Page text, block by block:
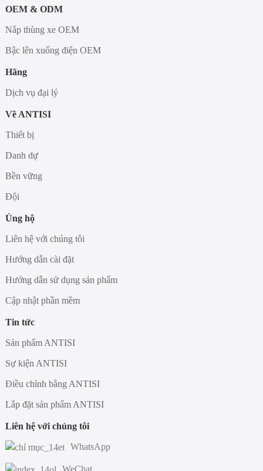
OEM & ODM
Nắp thùng xe OEM
Bậc lên xuống điện OEM
Hãng
Dịch vụ đại lý
Về ANTISI
Thiết bị
Danh dự
Bền vững
Đội
Ủng hộ
Liên hệ với chúng tôi
Hướng dẫn cài đặt
Hướng dẫn sử dụng sản phẩm
Cập nhật phần mềm
Tin tức
Sản phẩm ANTISI
Sự kiện ANTISI
Điều chỉnh bằng ANTISI
Lắp đặt sản phẩm ANTISI
Liên hệ với chúng tôi
WhatsApp
WeChat